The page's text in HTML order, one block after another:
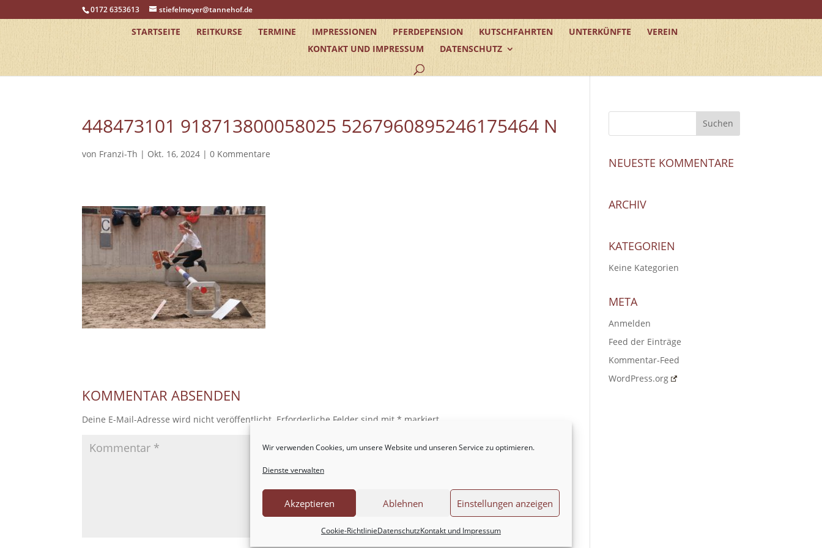
Wir verwenden Cookies, um unsere Website und unseren Service zu optimieren.
Dienste verwalten
Akzeptieren Ablehnen Einstellungen anzeigen
Cookie-RichtlinieDatenschutzKontakt und Impressum
0172 6353613 stiefelmeyer@tannehof.de
STARTSEITE REITKURSE TERMINE IMPRESSIONEN PFERDEPENSION KUTSCHFAHRTEN UNTERKÜNFTE
VEREIN
KONTAKT UND IMPRESSUM
DATENSCHUTZ
448473101 918713800058025 5267960895246175464 N
von Franzi-Th | Okt. 16, 2024 |0 Kommentare
KOMMENTAR ABSENDEN
Deine E-Mail-Adresse wird nicht veröffentlicht. Erforderliche Felder sind mit* markiert
NEUESTE KOMMENTARE
ARCHIV
KATEGORIEN
Keine Kategorien
META
Anmelden
Feed der Einträge
Kommentar-Feed
WordPress.org